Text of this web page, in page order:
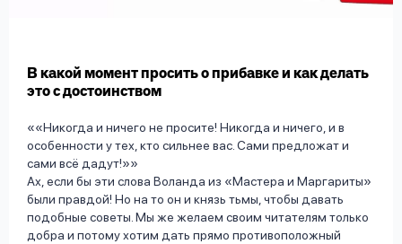
В какой момент просить о прибавке и как делать
это с достоинством
«Никогда и ничего не просите! Никогда и ничего, и в
особенности у тех, кто сильнее вас. Сами предложат и
сами всё дадут!»
Ах, если бы эти слова Воланда из «Мастера и Маргариты»
были правдой! Но на то он и князь тьмы, чтобы давать
подобные советы. Мы же желаем своим читателям только
добра и потому хотим дать прямо противоположный
Оформить заявку
Войти под другим номером
Ответы
на
вопросы